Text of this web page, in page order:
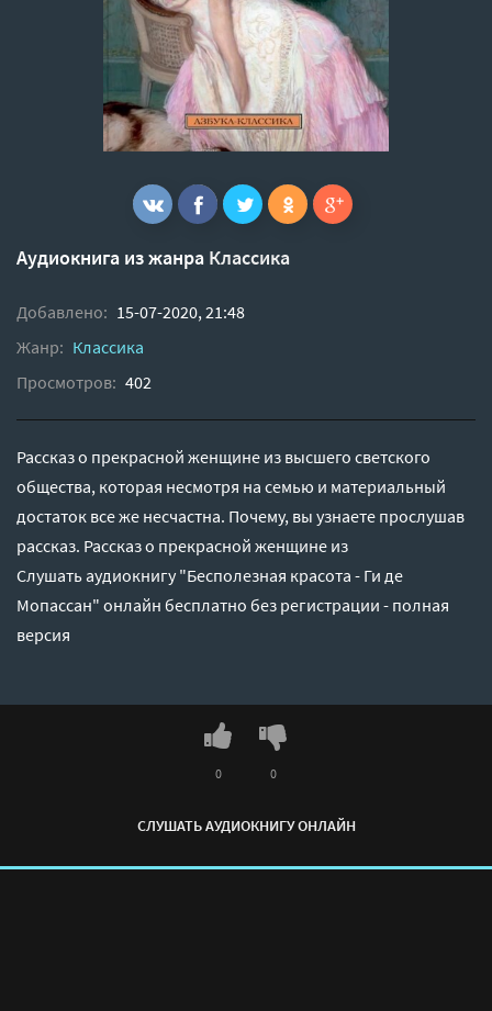
Аудиокнига из жанра Классика
Добавлено: 15-07-2020, 21:48
Жанр: Классика
Просмотров: 402
Рассказ о прекрасной женщине из высшего светского
общества, которая несмотря на семью и материальный
достаток все же несчастна. Почему, вы узнаете прослушав
рассказ. Рассказ о прекрасной женщине из
Слушать аудиокнигу "Бесполезная красота - Ги де
Мопассан" онлайн бесплатно без регистрации - полная
версия
СЛУШАТЬ АУДИОКНИГУ ОНЛАЙН
0 0